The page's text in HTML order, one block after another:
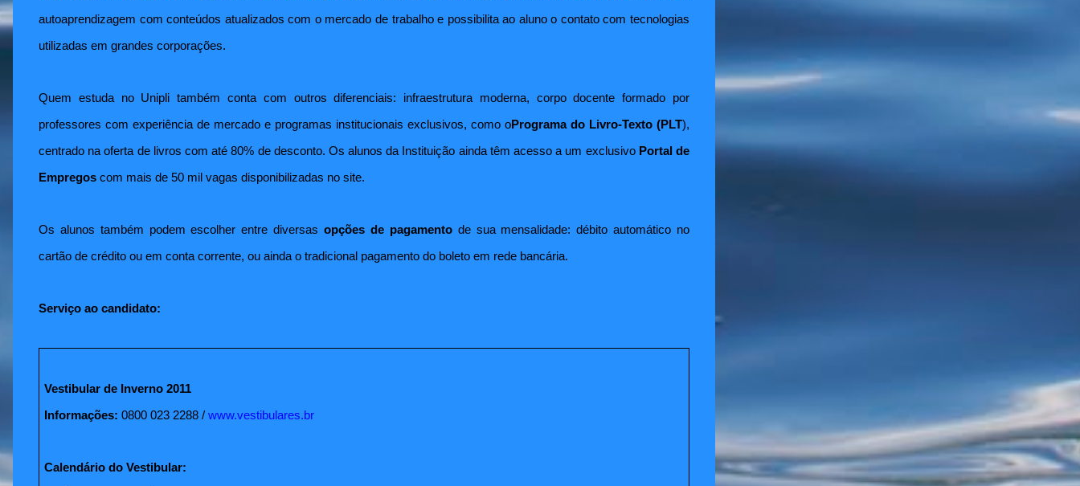
autoaprendizagem com conteúdos atualizados com o mercado de trabalho e possibilita ao aluno o contato com tecnologias
utilizadas em grandes corporações.
Quem estuda no Unipli também conta com outros diferenciais: infraestrutura moderna, corpo docente formado por
professores com experiência de mercado e programas institucionais exclusivos, como oPrograma do Livro-Texto (PLT),
centrado na oferta de livros com até 80% de desconto. Os alunos da Instituição ainda têm acesso a um exclusivo Portal de
Empregos com mais de 50 mil vagas disponibilizadas no site.
Os alunos também podem escolher entre diversas opções de pagamentode sua mensalidade:débito automático no
cartão de crédito ou em conta corrente, ou ainda o tradicional pagamento do boleto em rede bancária.
Serviço ao candidato:
Vestibular de Inverno 2011
Informações: 0800 023 2288 / www.vestibulares.br
Calendário do Vestibular: